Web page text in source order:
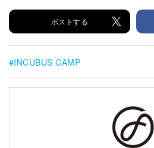
ポストする
INCUBUS CAMP